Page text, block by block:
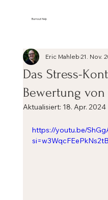
Burnout Help
Das Stress-
Bewertung von
Eric Mahleb21. Nov.
Aktualisiert: 18. Apr. 2024
https://youtu.be/